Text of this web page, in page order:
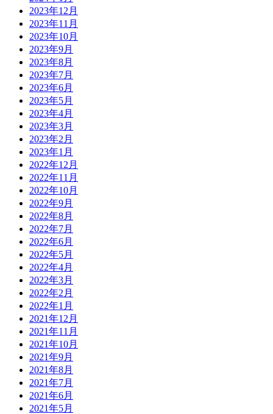
2023年12月
2023年11月
2023年10月
2023年9月
2023年8月
2023年7月
2023年6月
2023年5月
2023年4月
2023年3月
2023年2月
2023年1月
2022年12月
2022年11月
2022年10月
2022年9月
2022年8月
2022年7月
2022年6月
2022年5月
2022年4月
2022年3月
2022年2月
2022年1月
2021年12月
2021年11月
2021年10月
2021年9月
2021年8月
2021年7月
2021年6月
2021年5月